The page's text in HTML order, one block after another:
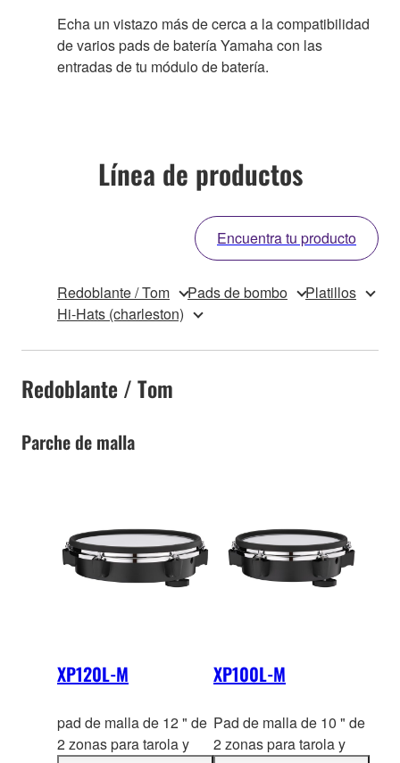
Echa un vistazo más de cerca a la compatibilidad
de varios pads de batería Yamaha con las
entradas de tu módulo de batería.
Línea de productos
Encuentra tu producto
Redoblante / Tom Pads de bombo
Platillos
Hi-Hats (charleston)
Redoblante / Tom
Parche de malla
XP120L-M
pad de malla de 12 " de
2 zonas para tarola y
XP100L-M
Pad de malla de 10 " de
2 zonas para tarola y